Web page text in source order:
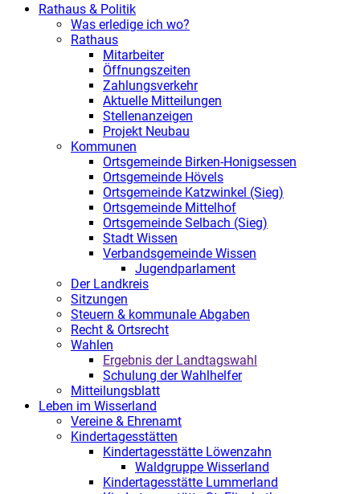
Rathaus & Politik
Was erledige ich wo?
Rathaus
Mitarbeiter
Öffnungszeiten
Zahlungsverkehr
Aktuelle Mitteilungen
Stellenanzeigen
Projekt Neubau
Kommunen
Ortsgemeinde Birken-Honigsessen
Ortsgemeinde Hövels
Ortsgemeinde Katzwinkel (Sieg)
Ortsgemeinde Mittelhof
Ortsgemeinde Selbach (Sieg)
Stadt Wissen
Verbandsgemeinde Wissen
Jugendparlament
Der Landkreis
Sitzungen
Steuern & kommunale Abgaben
Recht & Ortsrecht
Wahlen
Ergebnis der Landtagswahl
Schulung der Wahlhelfer
Mitteilungsblatt
Leben im Wisserland
Vereine & Ehrenamt
Kindertagesstätten
Kindertagesstätte Löwenzahn
Waldgruppe Wisserland
Kindertagesstätte Lummerland